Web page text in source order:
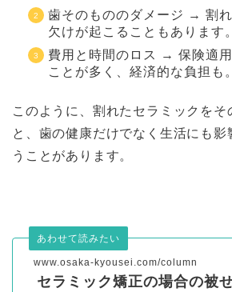
歯そのもののダメージ → 割
欠けが起こることもあります。
費用と時間のロス → 保険適
ことが多く、経済的な負担も。
このように、割れたセラミックをそ
と、歯の健康だけでなく生活にも影
うことがあります。
www.osaka-kyousei.com/column
あわせて読みたい
セラミック矯正の場合の被